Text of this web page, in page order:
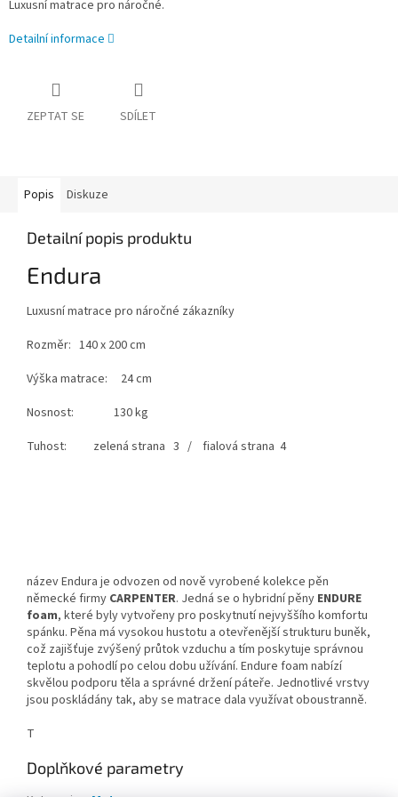
Luxusní matrace pro náročné.
Detailní informace
ZEPTAT SE SDÍLET
Popis Diskuze
Detailní popis produktu
Endura
Luxusní matrace pro náročné zákazníky
Rozměr: 140 x 200 cm
Výška matrace: 24 cm
Nosnost: 130 kg
Tuhost: zelená strana 3 / fialová strana 4
název Endura je odvozen od nově vyrobené kolekce pěn
německé firmy CARPENTER. Jedná se o hybridní pěny ENDURE
foam, které byly vytvořeny pro poskytnutí nejvyššího komfortu
spánku. Pěna má vysokou hustotu a otevřenější strukturu buněk,
což zajišťuje zvýšený průtok vzduchu a tím poskytuje správnou
teplotu a pohodlí po celou dobu užívání. Endure foam nabízí
skvělou podporu těla a správné držení páteře. Jednotlivé vrstvy
jsou poskládány tak, aby se matrace dala využívat oboustranně.
T
Doplňkové parametry